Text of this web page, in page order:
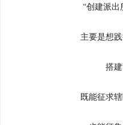
“创建派出
主要是想
搭
既能征求